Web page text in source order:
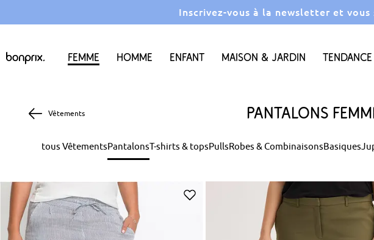
Inscrivez-vous à la newsletter et
Femme Homme Enfant Maison & Jardin Tendance
Vêtements Pantalons
tous VêtementsPantalonsT-shirts & topsPullsRobes & CombinaisonsBasiques